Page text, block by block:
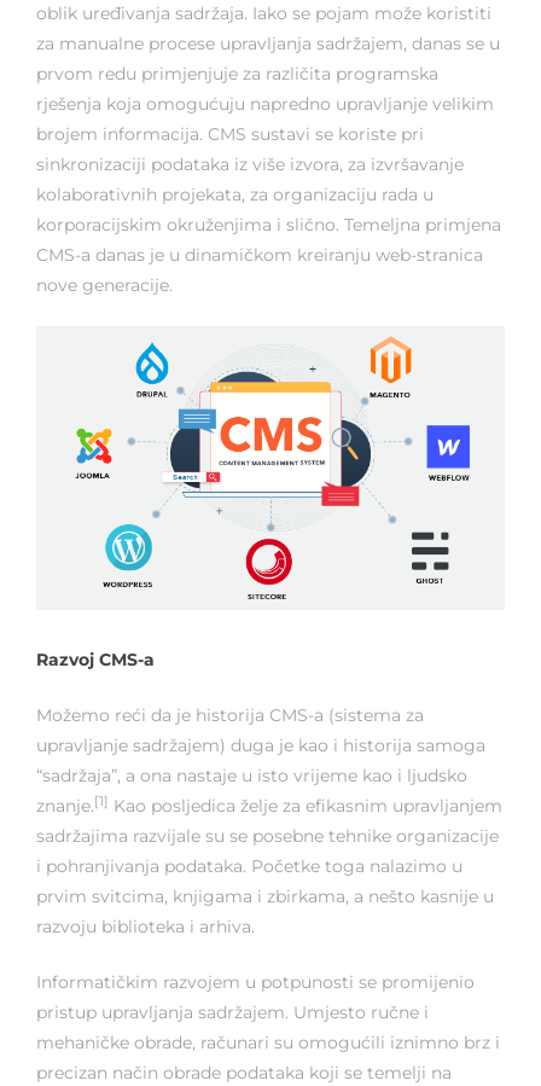
oblik uređivanja sadržaja. Iako se pojam može koristiti
za manualne procese upravljanja sadržajem, danas se u
prvom redu primjenjuje za različita programska
rješenja koja omogućuju napredno upravljanje velikim
brojem informacija. CMS sustavi se koriste pri
sinkronizaciji podataka iz više izvora, za izvršavanje
kolaborativnih projekata, za organizaciju rada u
korporacijskim okruženjima i slično. Temeljna primjena
CMS-a danas je u dinamičkom kreiranju web-stranica
nove generacije.
Razvoj CMS-a
Možemo reći da je historija CMS-a (sistema za
upravljanje sadržajem) duga je kao i historija samoga
“sadržaja”, a ona nastaje u isto vrijeme kao i ljudsko
znanje.[1] Kao posljedica želje za efikasnim upravljanjem
sadržajima razvijale su se posebne tehnike organizacije
i pohranjivanja podataka. Početke toga nalazimo u
prvim svitcima, knjigama i zbirkama, a nešto kasnije u
razvoju biblioteka i arhiva.
Informatičkim razvojem u potpunosti se promijenio
pristup upravljanja sadržajem. Umjesto ručne i
mehaničke obrade, računari su omogućili iznimno brz i
precizan način obrade podataka koji se temelji na